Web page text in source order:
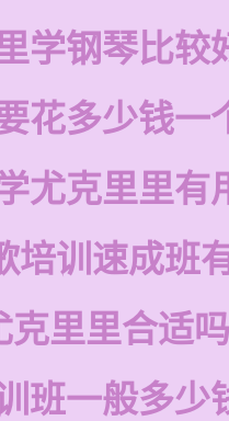
学钢琴比较
花多少钱一
尤克里里有
培训速成班
克里里合适
班一般多少